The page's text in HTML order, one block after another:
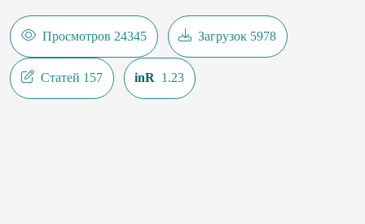
Просмотров 24345 Загрузок 5978
Статей 157 inR 1.23